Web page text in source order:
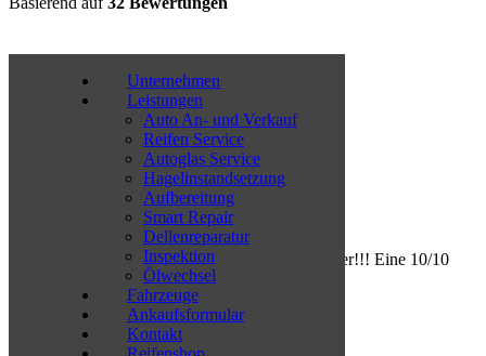
Unternehmen
Leistungen
Auto An- und Verkauf
Reifen Service
Autoglas Service
Hagelinstandsetzung
Aufbereitung
Smart Repair
Dellenreparatur
Inspektion
Ölwechsel
Fahrzeuge
Ankaufsformular
Kontakt
Sehr gute Beratung!
Sehr Freundlich!
Sehr Sauber!!!